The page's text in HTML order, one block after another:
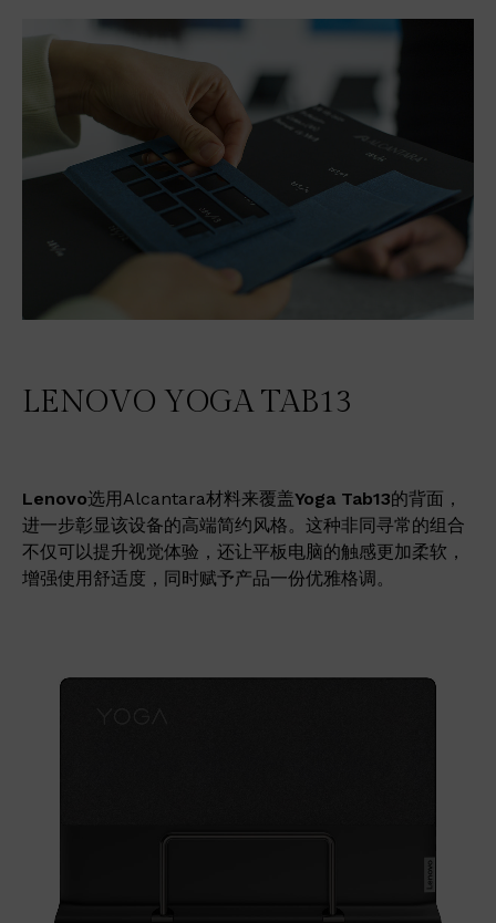
LENOVO YOGA TAB13
Lenovo选用Alcantara材料来覆盖Yoga Tab13的背面，
进一步彰显该设备的高端简约风格。这种非同寻常的组合
不仅可以提升视觉体验，还让平板电脑的触感更加柔软，
增强使用舒适度，同时赋予产品一份优雅格调。